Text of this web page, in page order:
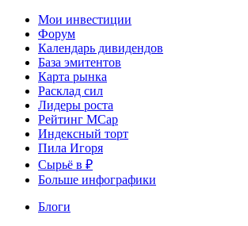
Мои инвестиции
Форум
Календарь дивидендов
База эмитентов
Карта рынка
Расклад сил
Лидеры роста
Рейтинг MCap
Индексный торт
Пила Игоря
Сырьё в ₽
Больше инфографики
Блоги